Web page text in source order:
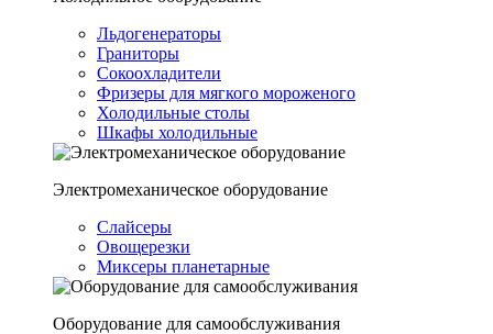
Льдогенераторы
Граниторы
Сокоохладители
Фризеры для мягкого мороженого
Холодильные столы
Шкафы холодильные
Электромеханическое оборудование
Слайсеры
Овощерезки
Миксеры планетарные
Оборудование для самообслуживания